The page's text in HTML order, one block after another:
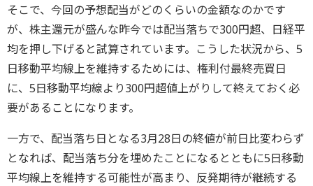
そこで、今回の予想配当がどのくらいの金額なのかです
が、株主還元が盛んな昨今では配当落ちで300円超、日経平
均を押し下げると試算されています。こうした状況から、5
日移動平均線上を維持するためには、権利付最終売買日
に、5日移動平均線より300円超値上がりして終えておく必
要があることになります。
一方で、配当落ち日となる3月28日の終値が前日比変わらず
となれば、配当落ち分を埋めたことになるとともに5日移動
平均線上を維持する可能性が高まり、反発期待が継続する